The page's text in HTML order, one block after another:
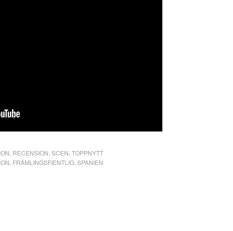
RECENSION SCEN TOPPNYTT
FRÄMLINGSFIENTLIG SPANIEN